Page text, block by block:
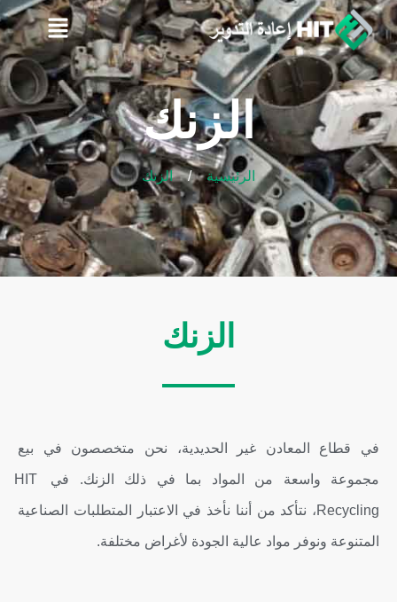
الزنك
الرئيسية / الزنك
الزنك
مجموعة واسعة من المواد بما في ذلك الزنك. في HIT
المتنوعة ونوفر مواد عالية الجودة لأغراض مختلفة.